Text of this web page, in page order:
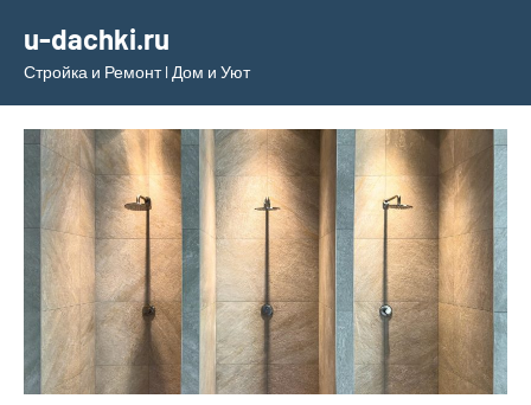
содержимому
u-dachki.ru
Стройка и Ремонт l Дом и Уют